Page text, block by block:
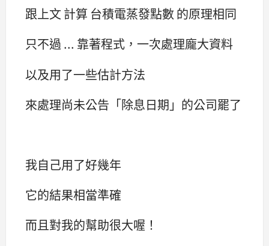
跟上文 計算 台積電蒸發點數 的原理相同
只不過 ... 靠著程式，一次處理龐大資料
以及用了一些估計方法
來處理尚未公告「除息日期」的公司罷了
我自己用了好幾年
它的結果相當準確
而且對我的幫助很大喔！